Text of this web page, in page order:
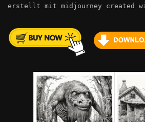
erstellt mit midjourney created